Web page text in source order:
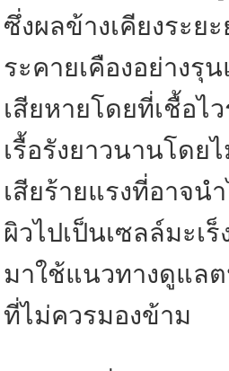
ซึ่งผลข้างเคียงระย
ระคายเคืองอย่างรุ
เสียหายโดยที่เชื้อไ
เรื้อรังยาวนานโด
เสียร้ายแรงที่อาจน
ผิวไปเป็นเซลล์มะเ
มาใช้แนวทางดูแล
ที่ไม่ควรมองข้าม